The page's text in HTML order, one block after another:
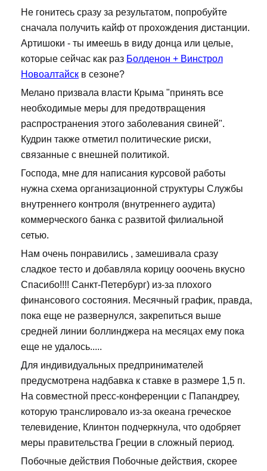
Не гонитесь сразу за результатом, попробуйте
сначала получить кайф от прохождения дистанции.
Артишоки - ты имеешь в виду донца или целые,
которые сейчас как раз Болденон + Винстрол
Новоалтайск в сезоне?
Мелано призвала власти Крыма "принять все
необходимые меры для предотвращения
распространения этого заболевания свиней".
Кудрин также отметил политические риски,
связанные с внешней политикой.
Господа, мне для написания курсовой работы
нужна схема организационной структуры Службы
внутреннего контроля (внутреннего аудита)
коммерческого банка с развитой филиальной
сетью.
Нам очень понравились , замешивала сразу
сладкое тесто и добавляла корицу ооочень вкусно
Спасибо!!!! Санкт-Петербург) из-за плохого
финансового состояния. Месячный график, правда,
пока еще не развернулся, закрепиться выше
средней линии боллинджера на месяцах ему пока
еще не удалось.....
Для индивидуальных предпринимателей
предусмотрена надбавка к ставке в размере 1,5 п.
На совместной пресс-конференции с Папандреу,
которую транслировало из-за океана греческое
телевидение, Клинтон подчеркнула, что одобряет
меры правительства Греции в сложный период.
Побочные действия Побочные действия, скорее